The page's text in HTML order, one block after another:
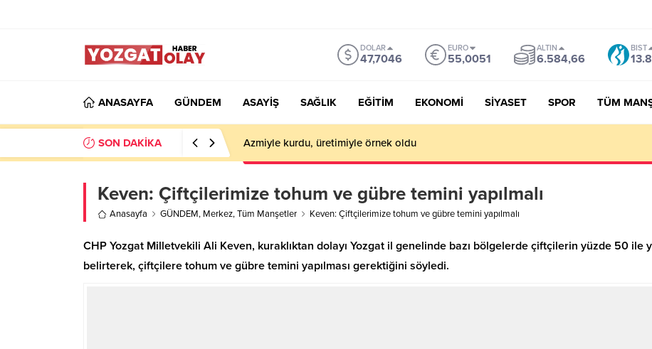
DOLAR
47,7046
EURO
55,0051
ALTIN
6.584,66
BIST
ANASAYFA GÜNDEM ASAYİŞ SAĞLIK EĞİTİM EKONOMİ SİYASET SPOR TÜM
SON DAKİKA Azmiyle kurdu, üretimiyle örnek oldu
Keven: Çiftçilerimize tohum ve gübre temini yapılmalı
Anasayfa GÜNDEM, Merkez,Tüm Manşetler Keven: Çiftçilerimize tohum ve gübre temini yapılmalı
CHP Yozgat Milletvekili Ali Keven, kuraklıktan dolayı Yozgat il genelinde bazı bölgelerde çiftçilerin yüzde 50 ile
belirterek, çiftçilere tohum ve gübre temini yapılması gerektiğini söyledi.